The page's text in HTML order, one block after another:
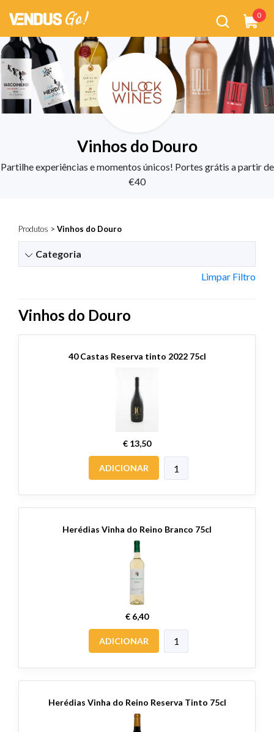
0
Vinhos do Douro
Partilhe experiências e momentos únicos! Portes grátis a partir de
€40
Produtos > Vinhos do Douro
Categoria
Limpar Filtro
Vinhos do Douro
40 Castas Reserva tinto 2022 75cl
€ 13,50
ADICIONAR
Herédias Vinha do Reino Branco 75cl
€ 6,40
ADICIONAR
Herédias Vinha do Reino Reserva Tinto 75cl